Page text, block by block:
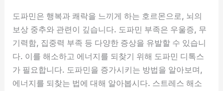
도파민은 행복과 쾌락을 느끼게 하는 호르몬으로, 뇌의
보상 중추와 관련이 깊습니다. 도파민 부족은 우울증, 무
기력함, 집중력 부족 등 다양한 증상을 유발할 수 있습니
다. 이를 해소하고 에너지를 되찾기 위해 도파민 디톡스
가 필요합니다. 도파민을 증가시키는 방법을 알아보며,
에너지를 되찾는 법에 대해 알아봅시다. 스트레스 해소